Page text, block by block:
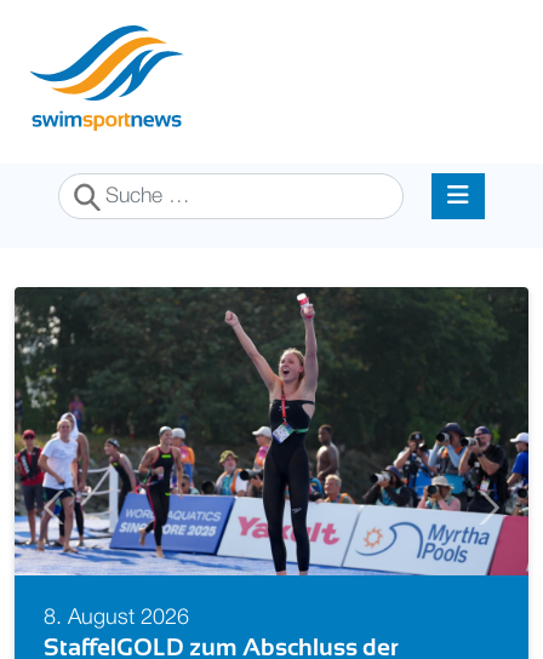
Suchen
8. August 2026
Schwimm-EM 2026: Alle
Previous Next